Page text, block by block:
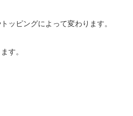
ッピングによって変わります。
す。